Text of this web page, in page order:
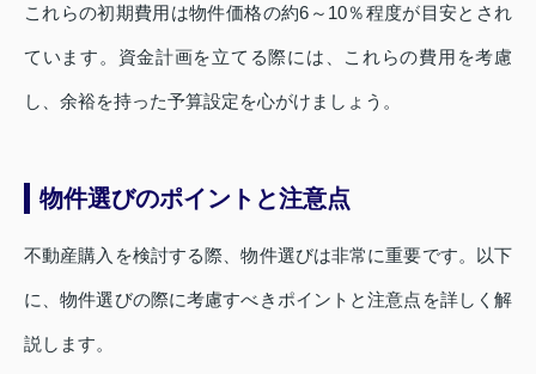
これらの初期費用は物件価格の約6～10％程度が目安とされ
ています。資金計画を立てる際には、これらの費用を考慮
し、余裕を持った予算設定を心がけましょう。
物件選びのポイントと注意点
不動産購入を検討する際、物件選びは非常に重要です。以下
に、物件選びの際に考慮すべきポイントと注意点を詳しく解
説します。